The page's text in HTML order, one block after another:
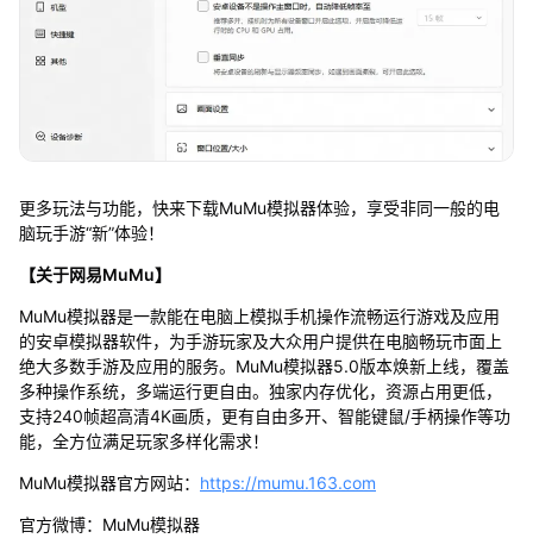
更多玩法与功能，快来下载MuMu模拟器体验，享受非同一般的电
脑玩手游“新”体验！
【关于网易MuMu】
MuMu模拟器是一款能在电脑上模拟手机操作流畅运行游戏及应用
的安卓模拟器软件，为手游玩家及大众用户提供在电脑畅玩市面上
绝大多数手游及应用的服务。MuMu模拟器5.0版本焕新上线，覆盖
多种操作系统，多端运行更自由。独家内存优化，资源占用更低，
支持240帧超高清4K画质，更有自由多开、智能键鼠/手柄操作等功
能，全方位满足玩家多样化需求！
MuMu模拟器官方网站： https://mumu.163.com
官方微博：MuMu模拟器